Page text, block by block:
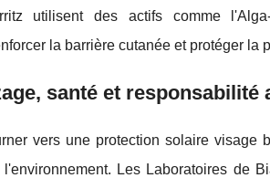
utilisent des actifs comme
la barrière cutanée et protéger
santé et
vers une protection solaire
Les Laboratoires de